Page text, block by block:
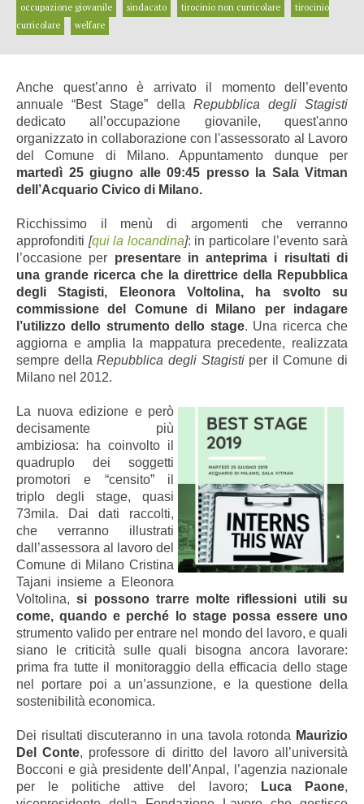
occupazione giovanile
sindacato tirocinio non curricolare
tirocinio
curricolare
welfare
Anche quest’anno è arrivato il momento dell’evento
annuale “Best Stage” della Repubblica degli Stagisti
dedicato all’occupazione giovanile, quest'anno
organizzato in collaborazione con l'assessorato al Lavoro
del Comune di Milano. Appuntamento dunque per
martedì 25 giugno alle 09:45 presso la Sala Vitman
dell’Acquario Civico di Milano.
Ricchissimo il menù di argomenti che verranno
approfonditi [qui la locandina]: in particolare l’evento sarà
l’occasione per presentare in anteprima i risultati di
una grande ricerca che la direttrice della Repubblica
degli Stagisti, Eleonora Voltolina, ha svolto su
commissione del Comune di Milano per indagare
l’utilizzo dello strumento dello stage. Una ricerca che
aggiorna e amplia la mappatura precedente, realizzata
sempre dellaRepubblica degli Stagistiper il Comune di
Milano nel 2012.
La nuova edizione e però
decisamente più
ambiziosa: ha coinvolto il
quadruplo dei soggetti
promotori e “censito” il
triplo degli stage, quasi
73mila. Dai dati raccolti,
che verranno illustrati
dall’assessora al lavoro del
Comune di Milano Cristina
Tajani insieme a Eleonora
Voltolina, si possono trarre molte riflessioni utili su
come, quando e perché lo stage possa essere uno
strumento valido per entrare nel mondo del lavoro, e quali
siano le criticità sulle quali bisogna ancora lavorare:
prima fra tutte il monitoraggio della efficacia dello stage
nel portare poi a un’assunzione, e la questione della
sostenibilità economica.
Dei risultati discuteranno in una tavola rotonda Maurizio
Del Conte, professore di diritto del lavoro all’università
Bocconi e già presidente dell’Anpal, l’agenzia nazionale
per le politiche attive del lavoro;
Luca Paone,